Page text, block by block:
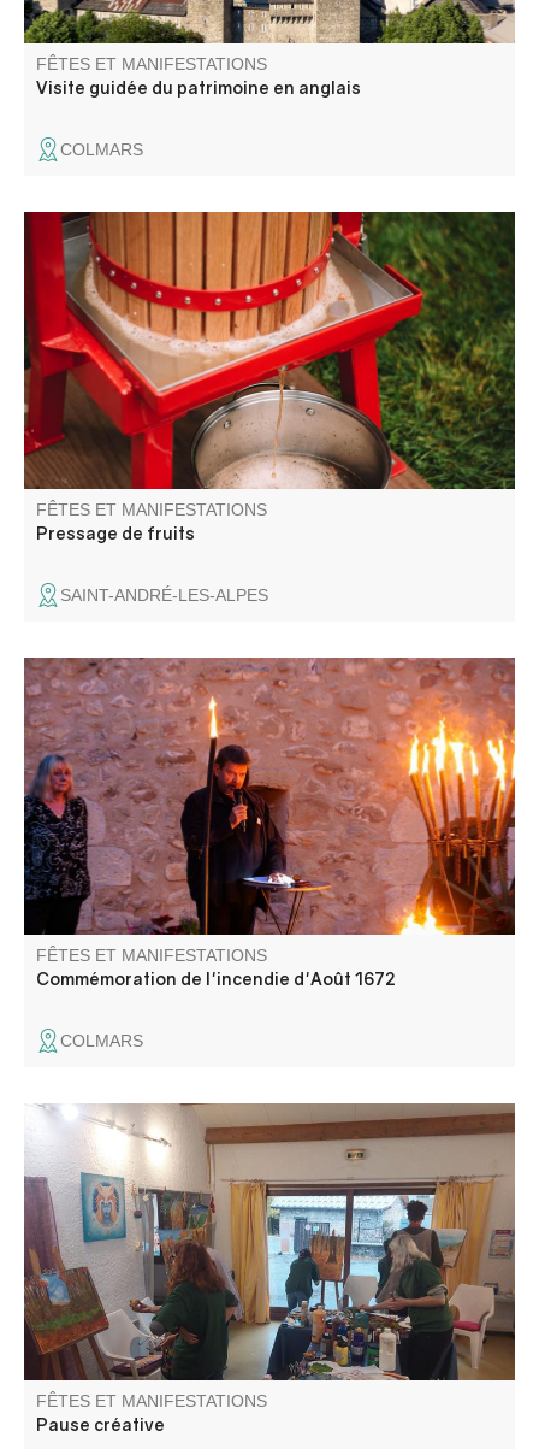
FÊTES ET MANIFESTATIONS
Visite guidée du patrimoine en anglais
COLMARS
Pressage de fruits locaux récoltés par les particuliers.
FÊTES ET MANIFESTATIONS
Pressage de fruits
SAINT-ANDRÉ-LES-ALPES
Quasi entière ravagée par un violent incendie ayant fait
de nombreuses victimes, Colmars célèbre cette tragédie
en mémoire à ses habitants qui ont payé de leur vie.
Retraite aux flambeaux et récit de l'incendie et ponctuent
cette soirée du souvenir.
FÊTES ET MANIFESTATIONS
Commémoration de l'incendie d'Août 1672
COLMARS
Atelier créatif pour adultes et enfants accompagnés.
Expérimenter sa créativité sous différentes formes, outils
et thèmes, chaque séance est une surprise !
FÊTES ET MANIFESTATIONS
Pause créative